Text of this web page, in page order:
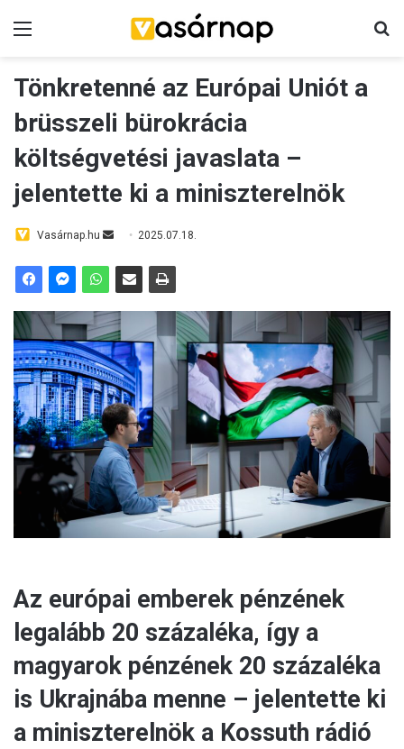
Tönkretenné az Európai Uniót a
brüsszeli bürokrácia
költségvetési javaslata –
jelentette ki a miniszterelnök
Vasárnap.hu
a
n
e
m
a
i
l
2025.07.18.
Az európai emberek pénzének
legalább 20 százaléka, így a
magyarok pénzének 20 százaléka
is Ukrajnába menne – jelentette ki
a miniszterelnök a Kossuth rádió